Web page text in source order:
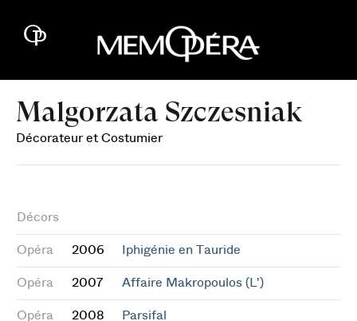
Malgorzata Szczesniak
Décorateur et Costumier
Décors
Opéra 2006 Iphigénie en Tauride
Opéra 2007 Affaire Makropoulos (L')
Opéra 2008 Parsifal